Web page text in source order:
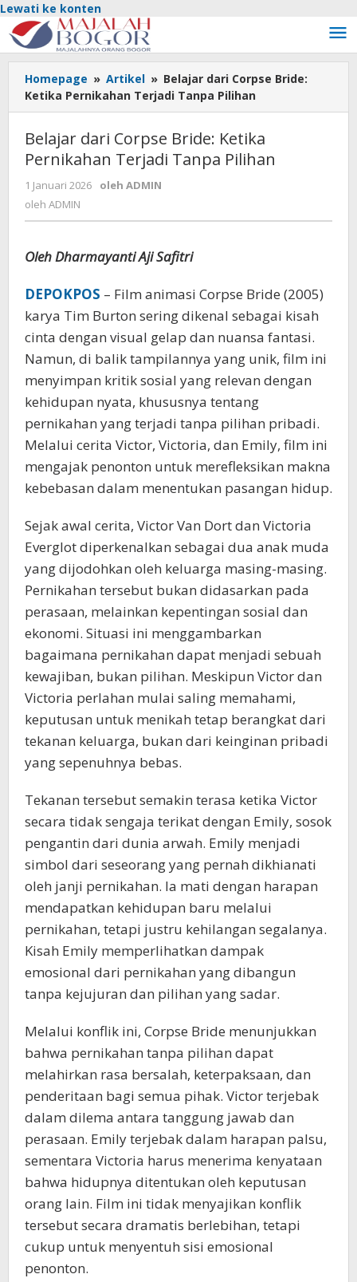
Lewati ke konten
Homepage » Artikel » Belajar dari Corpse Bride:
Ketika Pernikahan Terjadi Tanpa Pilihan
Belajar dari Corpse Bride: Ketika
Pernikahan Terjadi Tanpa Pilihan
1 Januari 2026 oleh ADMIN
oleh ADMIN
Oleh Dharmayanti Aji Safitri
DEPOKPOS – Film animasi Corpse Bride (2005)
karya Tim Burton sering dikenal sebagai kisah
cinta dengan visual gelap dan nuansa fantasi.
Namun, di balik tampilannya yang unik, film ini
menyimpan kritik sosial yang relevan dengan
kehidupan nyata, khususnya tentang
pernikahan yang terjadi tanpa pilihan pribadi.
Melalui cerita Victor, Victoria, dan Emily, film ini
mengajak penonton untuk merefleksikan makna
kebebasan dalam menentukan pasangan hidup.
Sejak awal cerita, Victor Van Dort dan Victoria
Everglot diperkenalkan sebagai dua anak muda
yang dijodohkan oleh keluarga masing-masing.
Pernikahan tersebut bukan didasarkan pada
perasaan, melainkan kepentingan sosial dan
ekonomi. Situasi ini menggambarkan
bagaimana pernikahan dapat menjadi sebuah
kewajiban, bukan pilihan. Meskipun Victor dan
Victoria perlahan mulai saling memahami,
keputusan untuk menikah tetap berangkat dari
tekanan keluarga, bukan dari keinginan pribadi
yang sepenuhnya bebas.
Tekanan tersebut semakin terasa ketika Victor
secara tidak sengaja terikat dengan Emily, sosok
pengantin dari dunia arwah. Emily menjadi
simbol dari seseorang yang pernah dikhianati
oleh janji pernikahan. Ia mati dengan harapan
mendapatkan kehidupan baru melalui
pernikahan, tetapi justru kehilangan segalanya.
Kisah Emily memperlihatkan dampak
emosional dari pernikahan yang dibangun
tanpa kejujuran dan pilihan yang sadar.
Melalui konflik ini, Corpse Bride menunjukkan
bahwa pernikahan tanpa pilihan dapat
melahirkan rasa bersalah, keterpaksaan, dan
penderitaan bagi semua pihak. Victor terjebak
dalam dilema antara tanggung jawab dan
perasaan. Emily terjebak dalam harapan palsu,
sementara Victoria harus menerima kenyataan
bahwa hidupnya ditentukan oleh keputusan
orang lain. Film ini tidak menyajikan konflik
tersebut secara dramatis berlebihan, tetapi
cukup untuk menyentuh sisi emosional
penonton.